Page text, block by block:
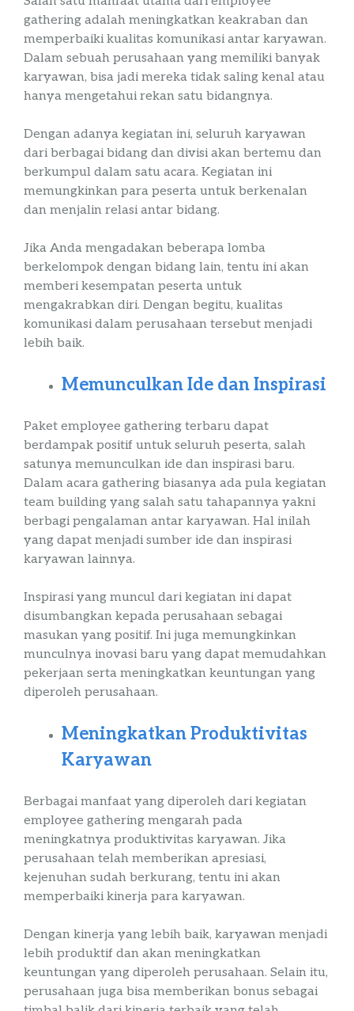
gathering adalah meningkatkan keakraban dan
memperbaiki kualitas komunikasi antar karyawan.
Dalam sebuah perusahaan yang memiliki banyak
karyawan, bisa jadi mereka tidak saling kenal atau
hanya mengetahui rekan satu bidangnya.
Dengan adanya kegiatan ini, seluruh karyawan
dari berbagai bidang dan divisi akan bertemu dan
berkumpul dalam satu acara. Kegiatan ini
memungkinkan para peserta untuk berkenalan
dan menjalin relasi antar bidang.
Jika Anda mengadakan beberapa lomba
berkelompok dengan bidang lain, tentu ini akan
memberi kesempatan peserta untuk
mengakrabkan diri. Dengan begitu, kualitas
komunikasi dalam perusahaan tersebut menjadi
lebih baik.
Memunculkan Ide dan Inspirasi
Paket employee gathering terbaru dapat
berdampak positif untuk seluruh peserta, salah
satunya memunculkan ide dan inspirasi baru.
Dalam acara gathering biasanya ada pula kegiatan
team building yang salah satu tahapannya yakni
berbagi pengalaman antar karyawan. Hal inilah
yang dapat menjadi sumber ide dan inspirasi
karyawan lainnya.
Inspirasi yang muncul dari kegiatan ini dapat
disumbangkan kepada perusahaan sebagai
masukan yang positif. Ini juga memungkinkan
munculnya inovasi baru yang dapat memudahkan
pekerjaan serta meningkatkan keuntungan yang
diperoleh perusahaan.
MeningkatkanProduktivitas
Karyawan
Berbagai manfaat yang diperoleh dari kegiatan
employee gathering mengarah pada
meningkatnya produktivitas karyawan. Jika
perusahaan telah memberikan apresiasi,
kejenuhan sudah berkurang, tentu ini akan
memperbaiki kinerja para karyawan.
Dengan kinerja yang lebih baik, karyawan menjadi
lebih produktif dan akan meningkatkan
keuntungan yang diperoleh perusahaan. Selain itu,
perusahaan juga bisa memberikan bonus sebagai